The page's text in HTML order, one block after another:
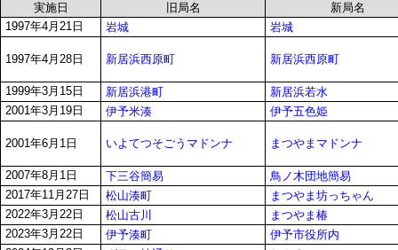
実施日 旧局名
新局名
1997年4月21日
岩城 岩城
1997年4月28日 新居浜西原町 新居浜西原町
1999年3月15日 新居浜港町
新居浜若水
2001年3月19日
伊予米湊 伊予五色姫
2001年6月1日 いよてつそごうマドンナ まつやまマドンナ
2007年8月1日 下三谷簡易
鳥ノ木団地簡易
2017年11月27日
松山湊町
まつやま坊っちゃん
2022年3月22日
松山古川
まつやま椿
2023年3月22日
伊予湊町
伊予市役所内